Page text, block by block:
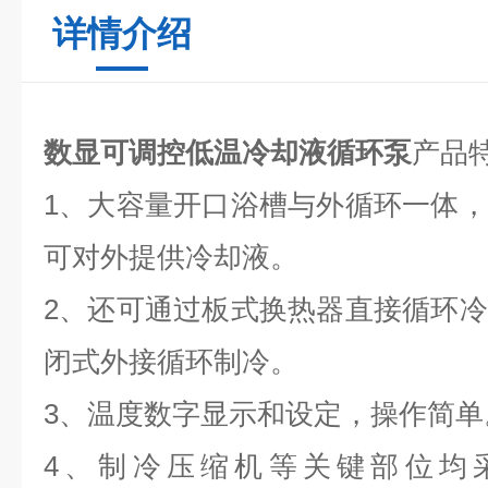
详情介绍
数显可调控低温冷却液循环泵产品
1、大容量开口浴槽与外循环一体
可对外提供冷却液。
2、还可通过板式换热器直接循环
闭式外接循环制冷。
3、温度数字显示和设定，操作简
4、制冷压缩机等关键部位均